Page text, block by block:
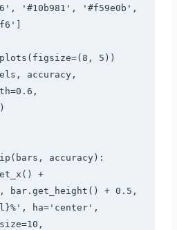
'#10b981', '#f59e0b',
5))
accuracy,
accuracy):
bar.get_height() + 0.5,